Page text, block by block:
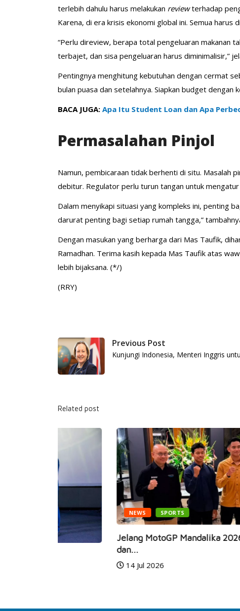
terlebih dahulu harus melakukan reviewterhadap
Karena, di era krisis ekonomi global ini. Semua harus
“Perlu direview, berapa total pengeluaran makanan
terbajet, dan sisa pengeluaran harus diminimalisir,”
Pentingnya menghitung kebutuhan dengan cermat
bulan puasa dan setelahnya. Siapkan budget dengan
BACA JUGA: Apa Itu Student Loan dan Apa
Permasalahan Pinjol
Namun, pembicaraan tidak berhenti di situ. Masalah
debitur. Regulator perlu turun tangan untuk
Dalam menyikapi situasi yang kompleks ini, penting
darurat penting bagi setiap rumah tangga,”
Dengan masukan yang berharga dari Mas Taufik,
Ramadhan. Terima kasih kepada Mas Taufik atas
lebih bijaksana. (*/)
(RRY)
Previous Post
Kunjungi Indonesia, Menteri Inggris
Related post
NEWS SPORTS
Jelang MotoGP Mandalika 2026, Mario Aji